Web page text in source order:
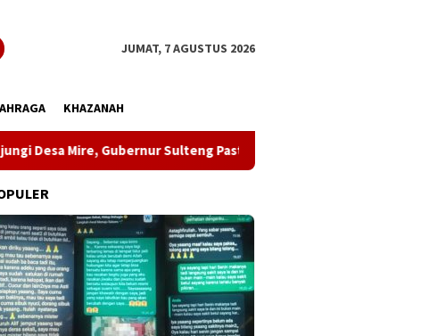
JUMAT, 7 AGUSTUS 2026
KHAZANAH
Gubernur Sulteng Pastikan Pembangunan Menjangkau Pelosok